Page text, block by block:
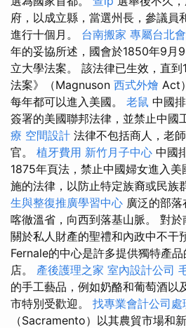
府，以成立縣，當選州長，參議員
進行十個月。 台南搬家 專屬台北
年的妥協所述，國會於1850年9月
立大學法案。 該法律已生效，直
法案》（Magnuson 西式外燴 Act
每年都可以進入美國。 老鼠 中國
簽署的美國聯邦法律，並禁止中國
療 空間設計 法律不包括商人，老
官。 植牙費用 新竹月子中心 中國
1875年頁法，禁止中國婦女進入
施的法律，以防止特定族裔或民族
生與整復推廣學習中心 廣泛的部
喀徹溫省，向西到落基山脈。 對
關於私人財產的聖禮和內政中不干
Fernale的中心是許多提供獨特產
店。 產後護理之家 室內設計公司
的手工藝品，例如奶酪和葡萄酒以
市特別受歡迎。 找專業會計公司處
（Sacramento）以其農貿市場和